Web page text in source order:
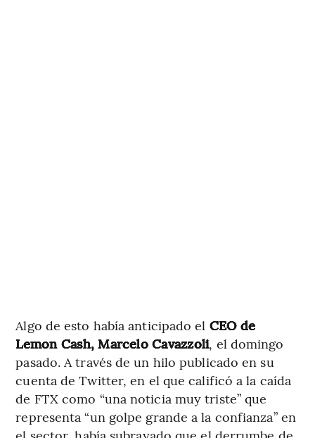
Algo de esto había anticipado el CEO de
Lemon Cash, Marcelo Cavazzoli, el domingo
pasado. A través de un hilo publicado en su
cuenta de Twitter, en el que calificó a la caída
de FTX como “una noticia muy triste” que
representa “un golpe grande a la confianza” en